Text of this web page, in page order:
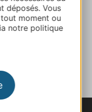
déposés. Vous
moment ou
notre politique